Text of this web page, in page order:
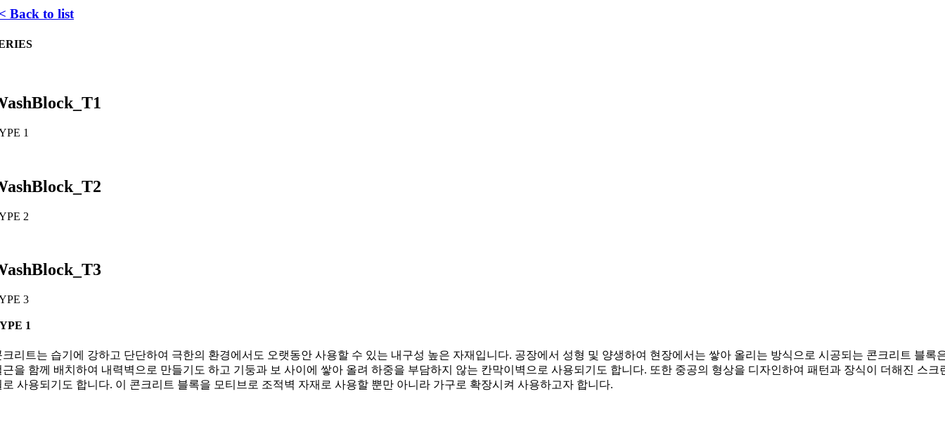
Back to list
1
2
3
1
크리트는 습기에 강하고 단단하여 극한의 환경에서도 오랫동안 사용할 수 있는 내구성 높은 자재입니다. 공장에서 성형 및 양생하여 현장에서는 쌓아 올리는 방식으로 시공되는 콘크리트 블록
근을 함께 배치하여 내력벽으로 만들기도 하고 기둥과 보 사이에 쌓아 올려 하중을 부담하지 않는 칸막이벽으로 사용되기도 합니다. 또한 중공의 형상을 디자인하여 패턴과 장식이 더해진 스크
로 사용되기도 합니다. 이 콘크리트 블록을 모티브로 조적벽 자재로 사용할 뿐만 아니라 가구로 확장시켜 사용하고자 합니다.